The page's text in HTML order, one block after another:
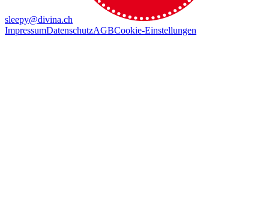
sleepy@divina.ch
ImpressumDatenschutzAGBCookie-Einstellungen